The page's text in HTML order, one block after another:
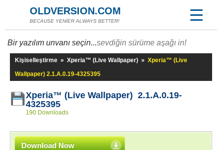
OLDVERSION.COM
BECAUSE YENİER ALWAYS BETTER!
Bir yazılım unvanı seçin...sevdiğin sürüme aşağı in!
Kişiselleştirme » Xperia™ (Live Wallpaper) » Xperia™ (Live
Wallpaper) 2.1.A.0.19-4325395
Xperia™ (Live Wallpaper) 2.1.A.0.19-
4325395
190 Downloads
Download Now